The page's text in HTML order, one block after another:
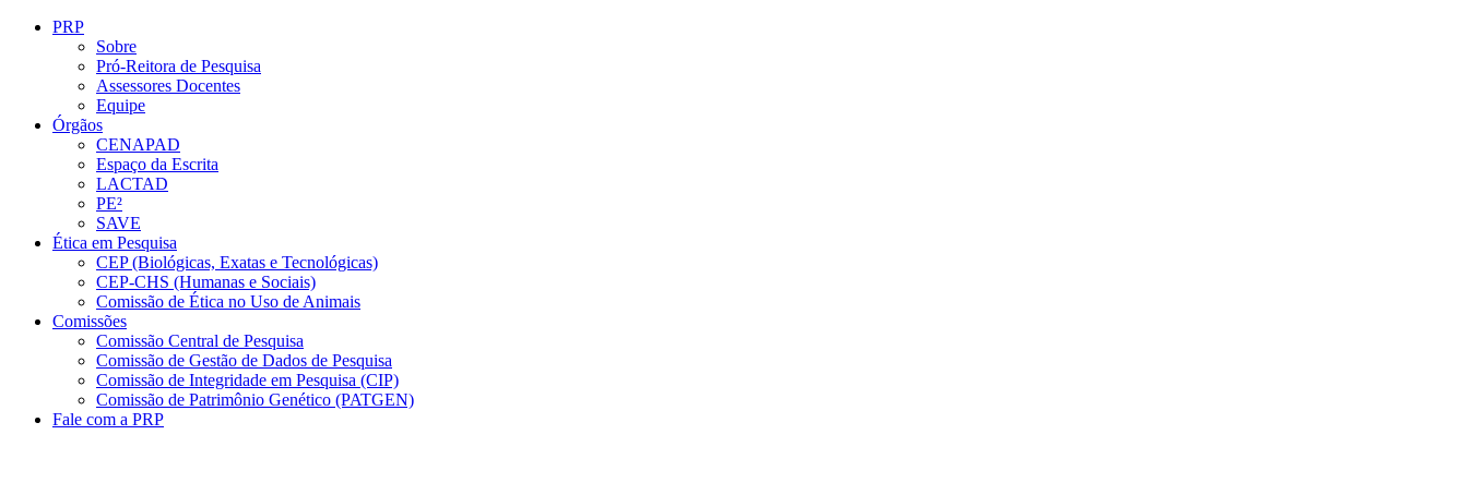
Conteúdo principal
PRP
Sobre
Pró-Reitora de Pesquisa
Assessores Docentes
Equipe
Órgãos
CENAPAD
Espaço da Escrita
LACTAD
PE²
SAVE
Ética em Pesquisa
CEP (Biológicas, Exatas e Tecnológicas)
CEP-CHS (Humanas e Sociais)
Comissão de Ética no Uso de Animais
Comissões
Comissão Central de Pesquisa
Comissão de Gestão de Dados de Pesquisa
Comissão de Integridade em Pesquisa (CIP)
Comissão de Patrimônio Genético (PATGEN)
Fale com a PRP